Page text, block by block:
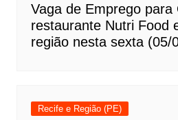
Vaga de Emprego para
restaurante Nutri Food
região nesta sexta (05/
Recife e Região (PE)